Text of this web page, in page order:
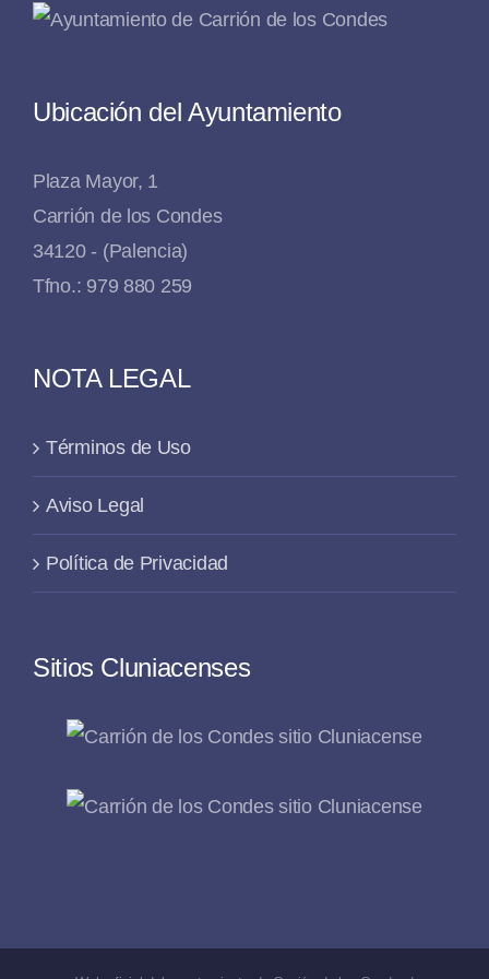
Ubicación del Ayuntamiento
Plaza Mayor, 1
Carrión de los Condes
34120 - (Palencia)
Tfno.: 979 880 259
NOTA LEGAL
Términos de Uso
Aviso Legal
Política de Privacidad
Sitios Cluniacenses